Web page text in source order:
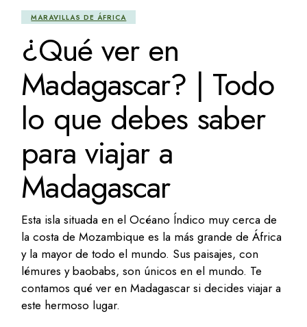
MARAVILLAS DE ÁFRICA
¿Qué ver en
Madagascar? | Todo
lo que debes saber
para viajar a
Madagascar
Esta isla situada en el Océano Índico muy cerca de
la costa de Mozambique es la más grande de África
y la mayor de todo el mundo. Sus paisajes, con
lémures y baobabs, son únicos en el mundo. Te
contamos qué ver en Madagascar si decides viajar a
este hermoso lugar.